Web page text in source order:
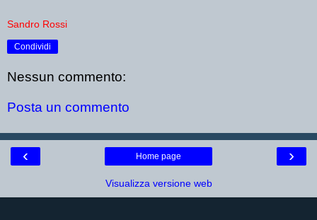
Sandro Rossi
Condividi
Nessun commento:
Posta un commento
‹ ›
Home page
Visualizza versione web